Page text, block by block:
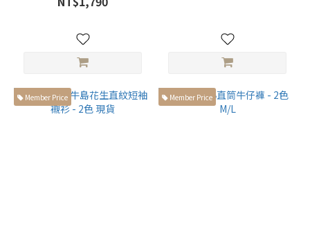
Member Price Member Price